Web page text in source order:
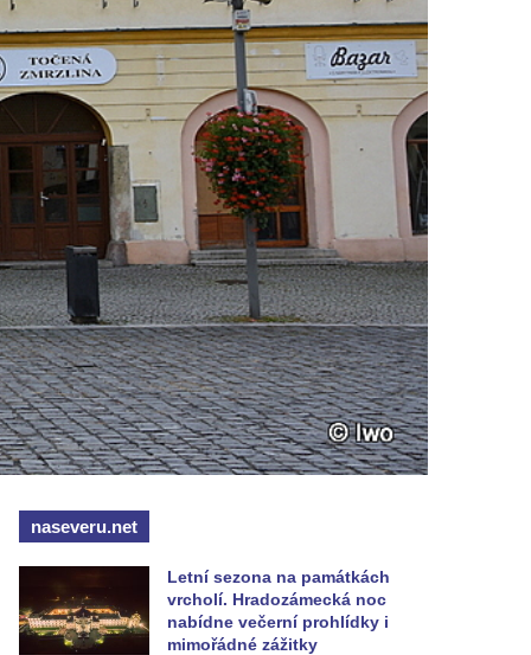
naseveru.net
Letní sezona na památkách
vrcholí. Hradozámecká noc
nabídne večerní prohlídky i
mimořádné zážitky